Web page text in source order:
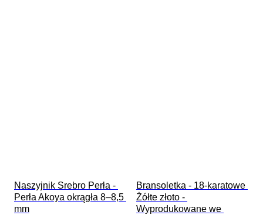
Naszyjnik Srebro Perła -
Perła Akoya okrągła 8–8,5
mm
Bransoletka - 18-karatowe
Żółte złoto -
Wyprodukowane we